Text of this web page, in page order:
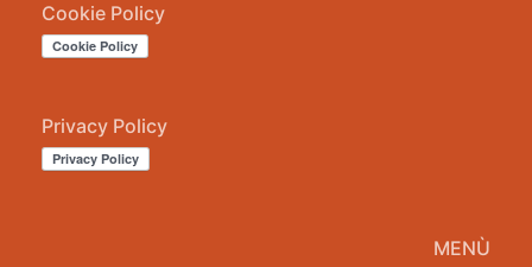
Cookie Policy
Privacy Policy
MENÙ